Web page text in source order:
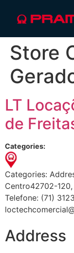
Store
LT
de
Categories:
Categories:
Centro42702-
Telefone: (71)
Address